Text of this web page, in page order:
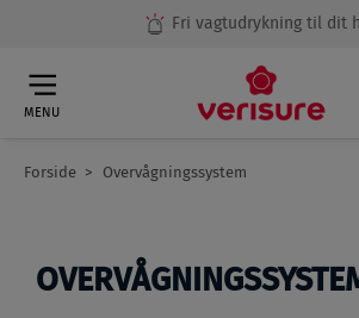
Fri vagtudrykning til dit
MENU
Breadcrumb
Forside Overvågningssystem